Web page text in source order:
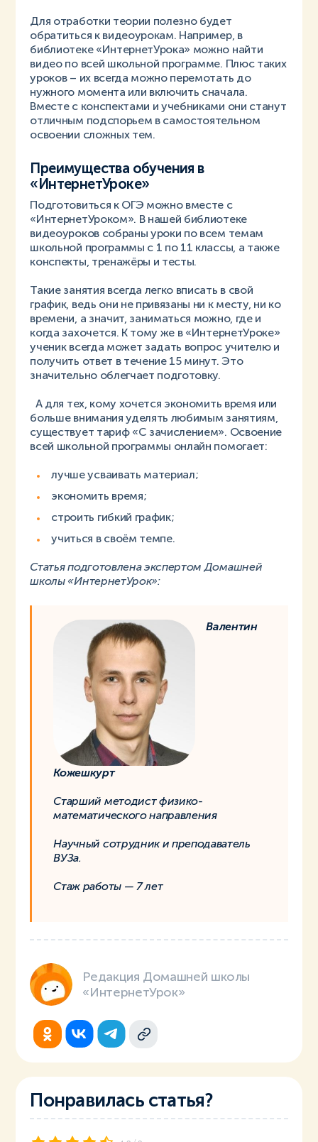
Для отработки теории полезно будет
обратиться к видеоурокам. Например, в
библиотеке «ИнтернетУрока» можно найти
видео по всей школьной программе. Плюс таких
уроков – их всегда можно перемотать до
нужного момента или включить сначала.
Вместе с конспектами и учебниками они станут
отличным подспорьем в самостоятельном
освоении сложных тем.
Преимущества обучения в
«ИнтернетУроке»
Подготовиться к ОГЭ можно вместе с
«ИнтернетУроком». В нашей библиотеке
видеоуроков собраны уроки по всем темам
школьной программы с 1 по 11 классы, а также
конспекты, тренажёры и тесты.
Такие занятия всегда легко вписать в свой
график, ведь они не привязаны ни к месту, ни ко
времени, а значит, заниматься можно, где и
когда захочется. К тому же в «ИнтернетУроке»
ученик всегда может задать вопрос учителю и
получить ответ в течение 15 минут. Это
значительно облегчает подготовку.
А для тех, кому хочется экономить время или
больше внимания уделять любимым занятиям,
существует тариф «С зачислением». Освоение
всей школьной программы онлайн помогает:
лучше усваивать материал;
экономить время;
строить гибкий график;
учиться в своём темпе.
Статья подготовлена экспертом Домашней
школы «ИнтернетУрок»:
Валентин
Кожешкурт
Старший методист физико-
математического направления
Научный сотрудник и преподаватель
ВУЗа.
Стаж работы — 7 лет
Редакция Домашней школы
«ИнтернетУрок»
Понравилась статья?